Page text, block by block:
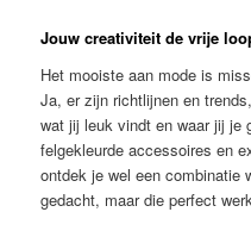
Jouw creativiteit de vrije
Het mooiste aan mode is
Ja, er zijn richtlijnen en
wat jij leuk vindt en waar jij je
felgekleurde accessoires en
ontdek je wel een combinatie
gedacht, maar die perfect